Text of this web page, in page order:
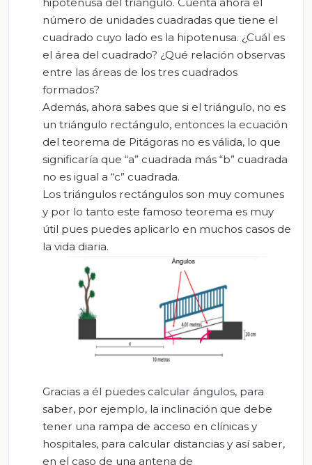
número de unidades cuadradas que tiene el
cuadrado cuyo lado es la hipotenusa. ¿Cuál es
el área del cuadrado? ¿Qué relación observas
entre las áreas de los tres cuadrados
formados?
Además, ahora sabes que si el triángulo, no es
un triángulo rectángulo, entonces la ecuación
del teorema de Pitágoras no es válida, lo que
significaría que “a” cuadrada más “b” cuadrada
no es igual a “c” cuadrada.
Los triángulos rectángulos son muy comunes
y por lo tanto este famoso teorema es muy
útil pues puedes aplicarlo en muchos casos de
la vida diaria.
Gracias a él puedes calcular ángulos, para
saber, por ejemplo, la inclinación que debe
tener una rampa de acceso en clínicas y
hospitales, para calcular distancias y así saber,
en el caso de una antena de